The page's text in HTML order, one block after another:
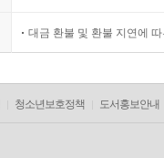
대금 환불 및 환불 지연에
청소년보호정책 도서홍보안내